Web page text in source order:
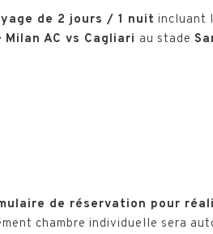
de 2 jours / 1 nuit incluant
Milan AC vs Cagliari au stade
de réservation pour
chambre individuelle sera